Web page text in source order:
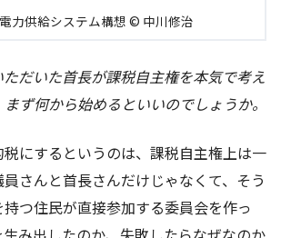
力供給システム構想 © 中川修治
だいた首長が課税自主権を本気で考え
ず何から始めるといいのでしょうか。
にするというのは、課税自主権上は一
さんと首長さんだけじゃなくて、そう
つ住民が直接参加する委員会を作っ